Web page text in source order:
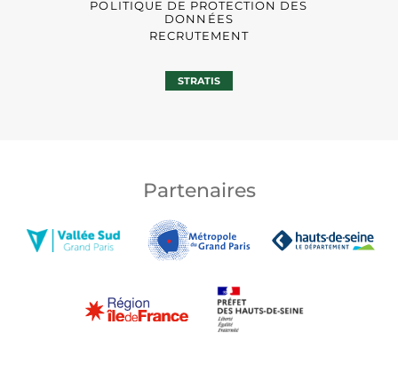
POLITIQUE DE PROTECTION DES
DONNÉES
RECRUTEMENT
STRATIS
Partenaires